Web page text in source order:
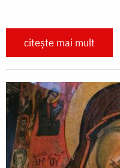
citește mai mult